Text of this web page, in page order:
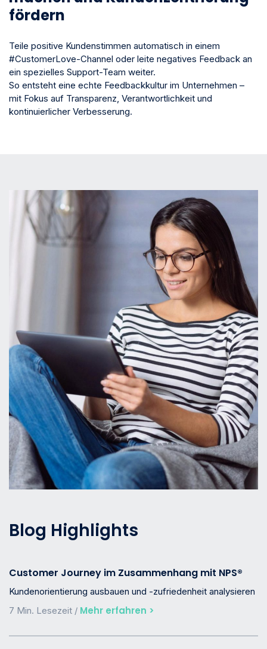
fördern
Teile positive Kundenstimmen automatisch in einem
#CustomerLove-Channel oder leite negatives Feedback an
ein spezielles Support-Team weiter.
So entsteht eine echte Feedbackkultur im Unternehmen –
mit Fokus auf Transparenz, Verantwortlichkeit und
kontinuierlicher Verbesserung.
Blog Highlights
Customer Journey im Zusammenhang mit NPS®
Kundenorientierung ausbauen und -zufriedenheit analysieren
7 Min. Lesezeit / Mehr erfahren >